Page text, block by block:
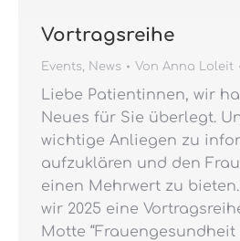
Vortragsreihe
Events News Von Anna Loleit
Liebe Patientinnen, wir
Neues für Sie überlegt.
wichtige Anliegen zu
aufzuklären und den
einen Mehrwert zu
wir 2025 eine
Motte “Frauengesundheit